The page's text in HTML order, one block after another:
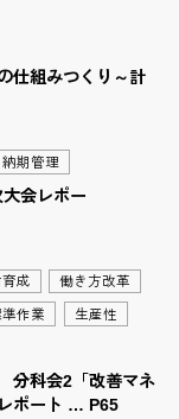
仕組みつくり～計
納期管理
大会レポー
育成 働き方改革
準作業 生産性
分科会2「改善マネ
ポート … P65